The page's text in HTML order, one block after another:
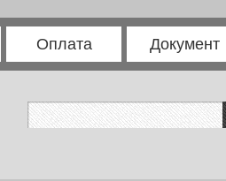
Оплата Документ